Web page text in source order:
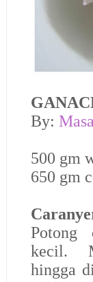
By:
500 gm
650 gm
Potong
kecil.
hingga